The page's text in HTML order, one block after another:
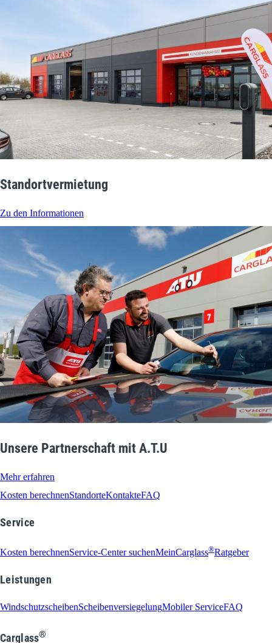
Standortvermietung
Zu den Informationen
Unsere Partnerschaft mit A.T.U
Mehr erfahren
Kosten berechnenStandorteKontakteFAQ
Service
Kosten berechnenService-Center suchenMeinCarglass®Ratgeber
Leistungen
WindschutzscheibenScheibenversiegelungMobiler ServiceFAQ
Carglass®